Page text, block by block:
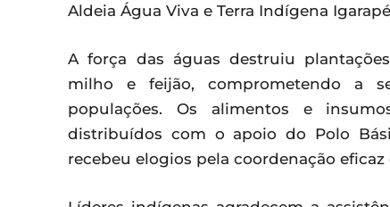
Aldeia Água Viva e Terra Indígena
A força das águas destruiu
milho e feijão, comprometendo a
populações. Os alimentos e
distribuídos com o apoio do Polo
recebeu elogios pela coordenação eficaz